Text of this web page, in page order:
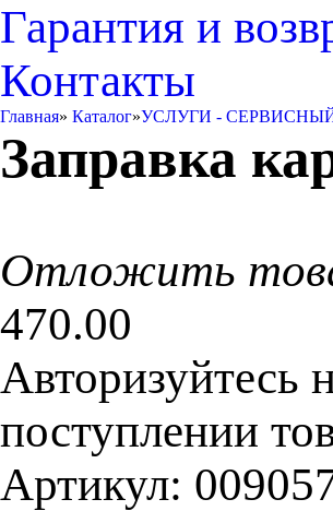
Гарантия и
Контакты
Главная» Каталог»УСЛУГИ -
Заправка
Отложить
470.00
Авторизуйтесь
поступлении
Артикул: